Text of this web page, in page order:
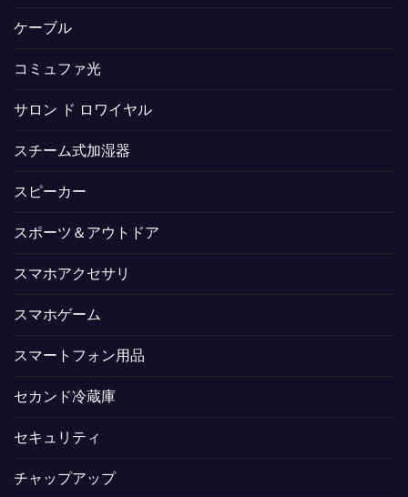
ケーブル
コミュファ光
サロン ド ロワイヤル
スチーム式加湿器
スピーカー
スポーツ＆アウトドア
スマホアクセサリ
スマホゲーム
スマートフォン用品
セカンド冷蔵庫
セキュリティ
チャップアップ